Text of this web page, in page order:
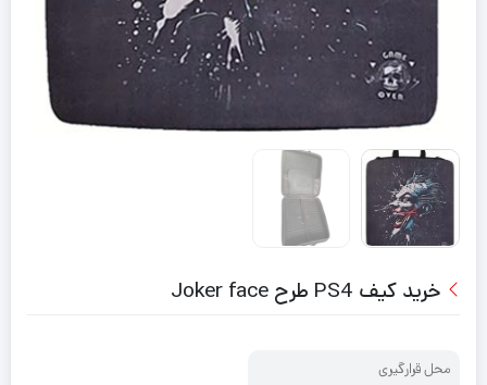
خرید کیف PS4 طرح Joker face
محل قرارگیری